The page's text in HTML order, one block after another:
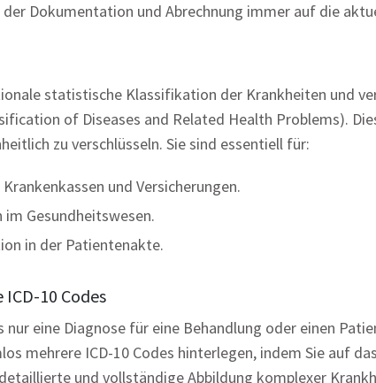
der Dokumentation und Abrechnung immer auf die
statistische Klassifikation der Krankheiten und
of Diseases and Related Health Problems).
zu verschlüsseln. Sie sind essentiell für:
und Versicherungen.
Gesundheitswesen.
in der Patientenakte.
10 Codes
nur eine Diagnose für eine Behandlung oder einen
mehrere ICD-10 Codes hinterlegen, indem Sie auf das
und vollständige Abbildung komplexer